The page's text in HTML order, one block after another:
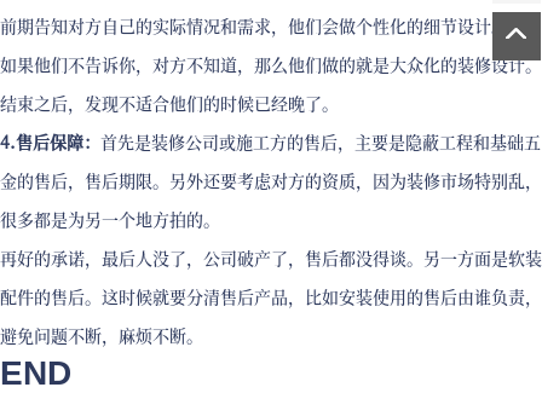
前期告知对方自己的实际情况和需求，他们会做个性化的细节设计。
如果他们不告诉你，对方不知道，那么他们做的就是大众化的装修设计。
结束之后，发现不适合他们的时候已经晚了。
4.售后保障： 首先是装修公司或施工方的售后，主要是隐蔽工程和基础五
金的售后，售后期限。另外还要考虑对方的资质，因为装修市场特别乱，
很多都是为另一个地方拍的。
再好的承诺，最后人没了，公司破产了，售后都没得谈。另一方面是软装
配件的售后。这时候就要分清售后产品，比如安装使用的售后由谁负责，
避免问题不断，麻烦不断。
END